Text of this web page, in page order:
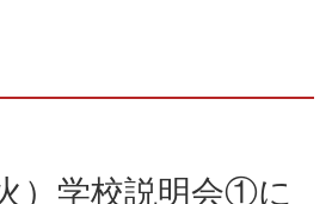
）学校説明会①に